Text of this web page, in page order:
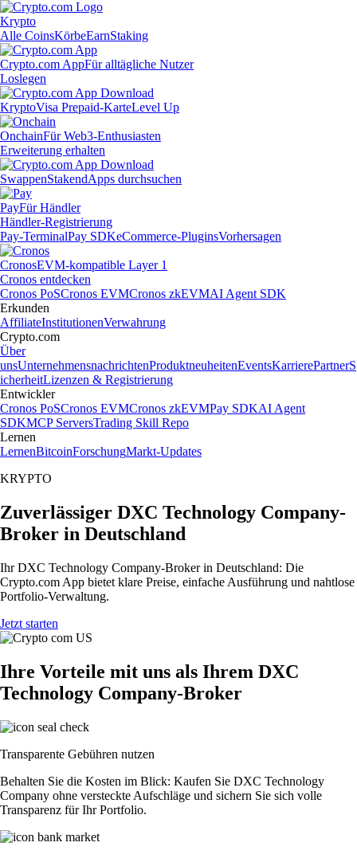
Krypto
Alle CoinsKörbeEarnStaking
Crypto.com AppFür alltägliche Nutzer
Loslegen
KryptoVisa Prepaid-KarteLevel Up
OnchainFür Web3-Enthusiasten
Erweiterung erhalten
SwappenStakendApps durchsuchen
PayFür Händler
Händler-Registrierung
Pay-TerminalPay SDKeCommerce-PluginsVorhersagen
CronosEVM-kompatible Layer 1
Cronos entdecken
Cronos PoSCronos EVMCronos zkEVMAI Agent SDK
Erkunden
AffiliateInstitutionenVerwahrung
Crypto.com
Über
unsUnternehmensnachrichtenProduktneuheitenEventsKarrierePartnerS
icherheitLizenzen & Registrierung
Entwickler
Cronos PoSCronos EVMCronos zkEVMPay SDKAI Agent
SDKMCP ServersTrading Skill Repo
Lernen
LernenBitcoinForschungMarkt-Updates
KRYPTO
Zuverlässiger DXC Technology Company-
Broker in Deutschland
Ihr DXC Technology Company-Broker in Deutschland: Die
Crypto.com App bietet klare Preise, einfache Ausführung und nahtlose
Portfolio-Verwaltung.
Jetzt starten
Ihre Vorteile mit uns als Ihrem DXC
Technology Company-Broker
Transparente Gebühren nutzen
Behalten Sie die Kosten im Blick: Kaufen Sie DXC Technology
Company ohne versteckte Aufschläge und sichern Sie sich volle
Transparenz für Ihr Portfolio.